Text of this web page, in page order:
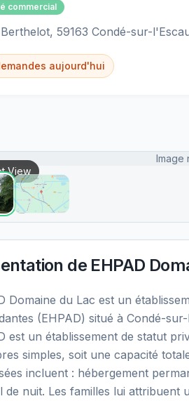
commercial
59163 Condé-sur-
aujourd'hui
Image
View
de EHPAD
Domaine du Lac est un
(EHPAD) situé à Condé-
est un établissement de statut
simples, soit une capacité
incluent : hébergement
de nuit. Les familles lui